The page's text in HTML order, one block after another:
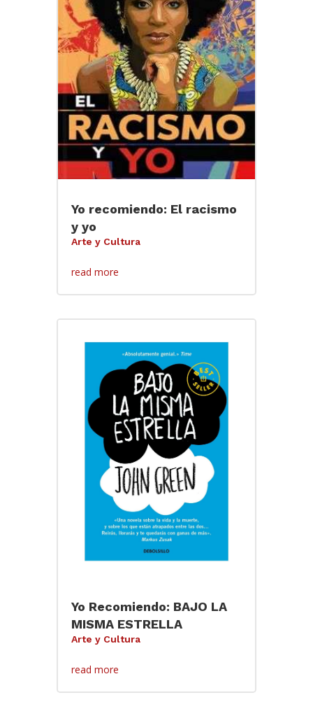
Yo recomiendo: El racismo
y yo
Arte y Cultura
read more
Yo Recomiendo: BAJO LA
MISMA ESTRELLA
Arte y Cultura
read more